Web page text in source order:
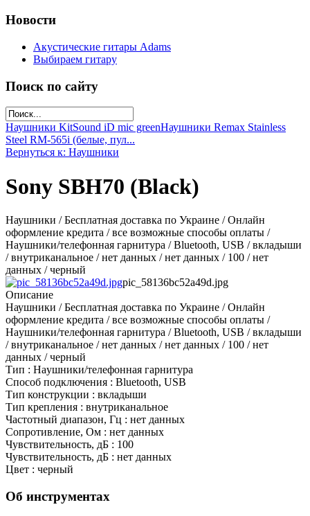
Новости
Акустические гитары Adams
Выбираем гитару
Поиск по сайту
Наушники KitSound iD mic greenНаушники Remax Stainless
Steel RM-565i (белые, пул...
Вернуться к: Наушники
Sony SBH70 (Black)
Наушники / Бесплатная доставка по Украине / Онлайн
оформление кредита / все возможные способы оплаты /
Нaушники/телефоннaя гaрнитурa / Bluetooth, USB / вкладыши
/ внутриканальноe / нет данных / нет данных / 100 / нет
данных / черный
pic_58136bc52a49d.jpg
Описание
Наушники / Бесплатная доставка по Украине / Онлайн
оформление кредита / все возможные способы оплаты /
Нaушники/телефоннaя гaрнитурa / Bluetooth, USB / вкладыши
/ внутриканальноe / нет данных / нет данных / 100 / нет
данных / черный
Тип : Нaушники/телефоннaя гaрнитурa
Способ подключения : Bluetooth, USB
Тип конструкции : вкладыши
Тип крепления : внутриканальноe
Частотный диапазон, Гц : нет данных
Сопротивление, Ом : нет данных
Чувствительность, дБ : 100
Чувствительность, дБ : нет данных
Цвет : черный
Об инструментах